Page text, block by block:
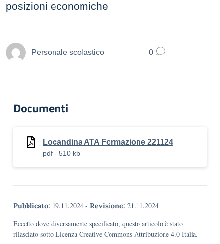
posizioni economiche
Personale scolastico 0
Documenti
Locandina ATA Formazione 221124
pdf - 510 kb
Pubblicato: 19.11.2024 - Revisione: 21.11.2024
Eccetto dove diversamente specificato, questo articolo è stato
rilasciato sotto Licenza Creative Commons Attribuzione 4.0 Italia.